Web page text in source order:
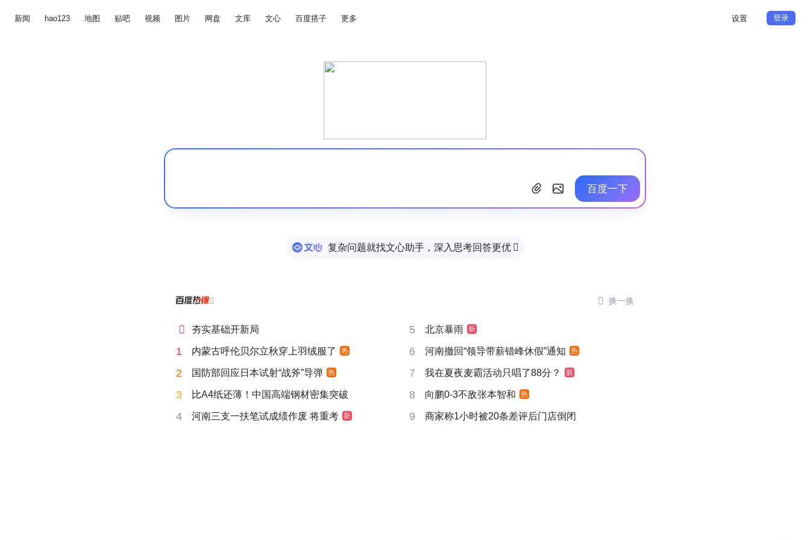
新闻 hao123 地图 贴吧 视频 图片 网盘 文库 文心 百度搭子 更多 设置 登录
百度一下
复杂问题就找文心助手，深入思考回答更优 
  换一换
 夯实基础开新局 5 北京暴雨 新
1 内蒙古呼伦贝尔立秋穿上羽绒服了 热 6 河南撤回“领导带薪错峰休假”通知 热
2 国防部回应日本试射“战斧”导弹 热 7 我在夏夜麦霸活动只唱了88分？ 新
3 比A4纸还薄！中国高端钢材密集突破 8 向鹏0-3不敌张本智和 热
4 河南三支一扶笔试成绩作废 将重考 新 9 商家称1小时被20条差评后门店倒闭